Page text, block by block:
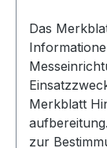
Das
Merkblatt
zur